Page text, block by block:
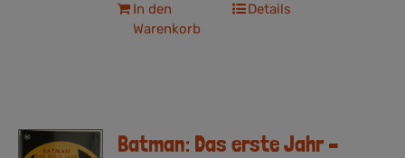
In den
Warenkorb
Details
Batman: Das erste Jahr –